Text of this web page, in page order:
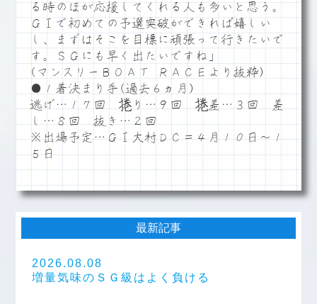
る時のほが応援してくれる人も多いと思う。
ＧⅠで初めての予選突破ができれば嬉しい
し、まずはそこを目標に頑張って行きたいで
す。ＳＧにも早く出たいですね」
(マンスリーＢＯＡＴ ＲＡＣＥより抜粋)
●１着決まり手(過去６ヵ月)
逃げ…１７回 捲り…９回 捲差…３回 差
し…８回 抜き…２回
※出場予定…ＧⅠ大村ＤＣ＝４月１０日～１
５日
最新記事
2026.08.08
増量気味のＳＧ級はよく負ける